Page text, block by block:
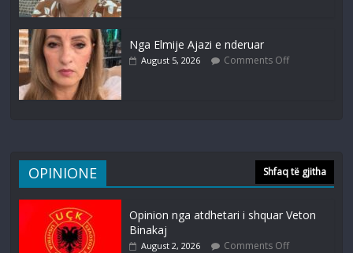
Nga Elmije Ajazi e nderuar
August 5, 2026 Comments Off
OPINIONE Shfaq të gjitha
Opinion nga atdhetari i shquar Veton
Binakaj
August 2, 2026 Comments Off